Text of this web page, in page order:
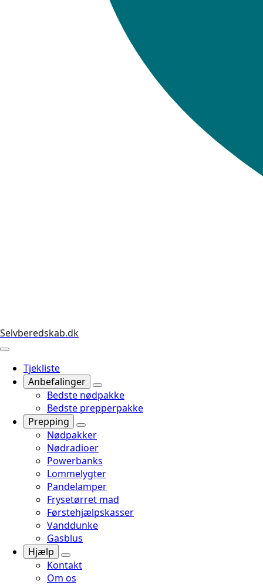
Selvberedskab.dk
Tjekliste
Anbefalinger
Bedste nødpakke
Bedste prepperpakke
Prepping
Nødpakker
Nødradioer
Powerbanks
Lommelygter
Pandelamper
Frysetørret mad
Førstehjælpskasser
Vanddunke
Gasblus
Hjælp
Kontakt
Om os